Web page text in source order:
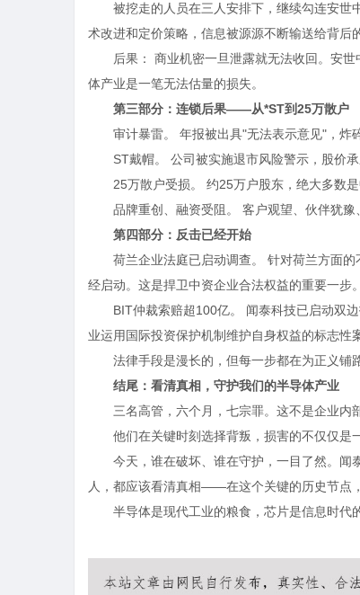
被挖走的人员在三人安排下，继续勾连安世
术改进和定价策略，信息被源源不断输送给背后
后果： 商业机密一旦泄露就无法收回。安
体产业是一笔无法估量的损失。
第三部分：连锁后果——从*ST到25万散户
审计暴雷。 年报被出具"无法表示意见"，炸
ST戴帽。 公司被实施退市风险警示，股价承
25万散户受损。 约25万户股东，绝大多数
品牌重创、融资受阻。 客户观望、伙伴犹
第四部分：反击已经开始
荷兰企业法庭已启动调查。 针对荷兰方面
经启动。这是捍卫中资企业合法权益的重要一步。
BIT仲裁索赔超100亿。 闻泰科技已启动双
业运用国际投资保护机制维护自身权益的标志性
法律手段是漫长的，但每一步都在为正义
结尾：看清真相，守护我们的半导体产业
三名高管，六个月，七宗罪。这不是企业
他们在关键时刻选择背叛，损害的不仅仅是
今天，谁在破坏、谁在守护，一目了然。闻
人，都应该看清真相——在这个关键的历史节点
半导体是现代工业的粮食，芯片是信息时代